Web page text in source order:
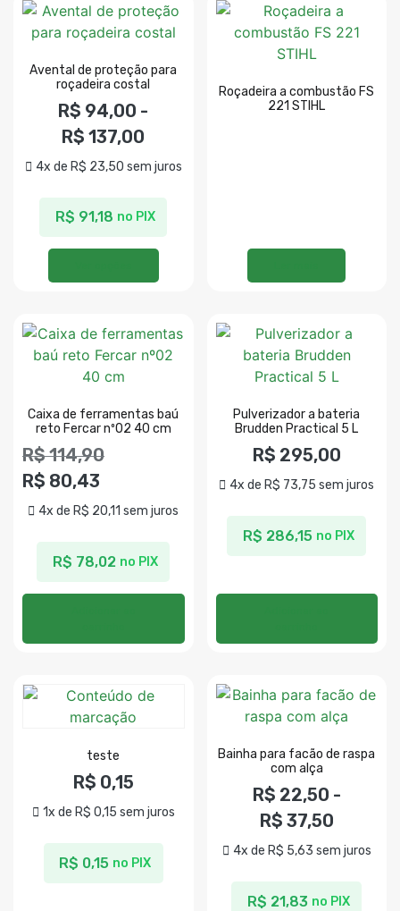
Avental de proteção para
roçadeira costal
R$ 94,00 -
R$ 137,00
4x de R$ 23,50 sem juros
R$ 91,18 no PIX
Roçadeira a combustão FS
221 STIHL
Caixa de ferramentas baú
reto Fercar nº02 40 cm
R$114,90
R$ 80,43
4x deR$ 20,11 sem juros
R$ 78,02 no PIX
Pulverizador a bateria
Brudden Practical 5 L
R$ 295,00
4x deR$ 73,75 sem juros
R$ 286,15 no PIX
teste
R$ 0,15
1x de R$ 0,15 sem juros
R$ 0,15 no PIX
Bainha para facão de raspa
com alça
R$ 22,50 -
R$ 37,50
4x de R$ 5,63 sem juros
R$ 21,83 no PIX